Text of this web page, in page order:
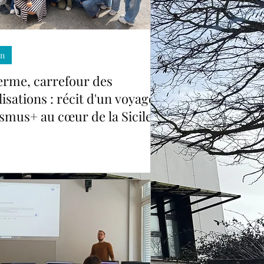
carrefour des
: récit d'un
carrefour des
: récit d'un voyage
au cœur de la Sicile